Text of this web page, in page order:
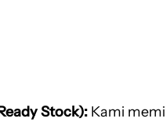
Stock): Kami